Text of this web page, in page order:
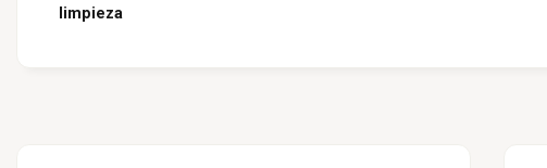
limpieza